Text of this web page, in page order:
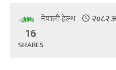
नेपाली हेल्थ २०८२
16
SHARES